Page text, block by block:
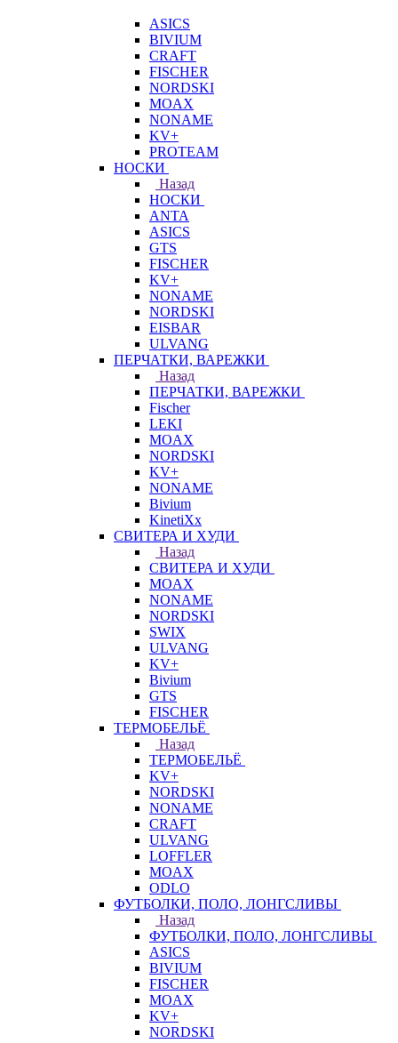
ASICS
BIVIUM
CRAFT
FISCHER
NORDSKI
MOAX
NONAME
KV+
PROTEAM
НОСКИ
Назад
НОСКИ
ANTA
ASICS
GTS
FISCHER
KV+
NONAME
NORDSKI
EISBAR
ULVANG
ПЕРЧАТКИ, ВАРЕЖКИ
Назад
ПЕРЧАТКИ, ВАРЕЖКИ
Fischer
LEKI
MOAX
NORDSKI
KV+
NONAME
Bivium
KinetiXx
СВИТЕРА И ХУДИ
Назад
СВИТЕРА И ХУДИ
MOAX
NONAME
NORDSKI
SWIX
ULVANG
KV+
Bivium
GTS
FISCHER
ТЕРМОБЕЛЬЁ
Назад
ТЕРМОБЕЛЬЁ
KV+
NORDSKI
NONAME
CRAFT
ULVANG
LOFFLER
MOAX
ODLO
ФУТБОЛКИ, ПОЛО, ЛОНГСЛИВЫ
Назад
ФУТБОЛКИ, ПОЛО, ЛОНГСЛИВЫ
ASICS
BIVIUM
FISCHER
MOAX
KV+
NORDSKI